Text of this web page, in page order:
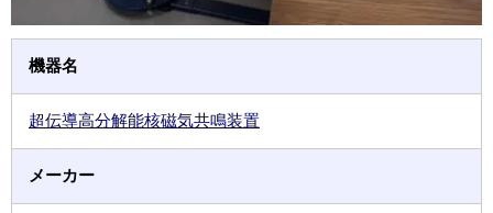
機器名
超伝導高分解能核磁気共鳴装置
メーカー